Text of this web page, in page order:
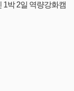
1박 2일 역량강화캠